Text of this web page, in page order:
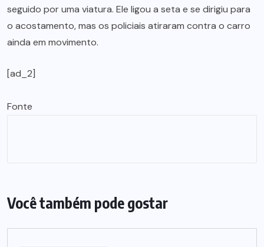
seguido por uma viatura. Ele ligou a seta e se dirigiu para
o acostamento, mas os policiais atiraram contra o carro
ainda em movimento.
[ad_2]
Fonte
Você também pode gostar